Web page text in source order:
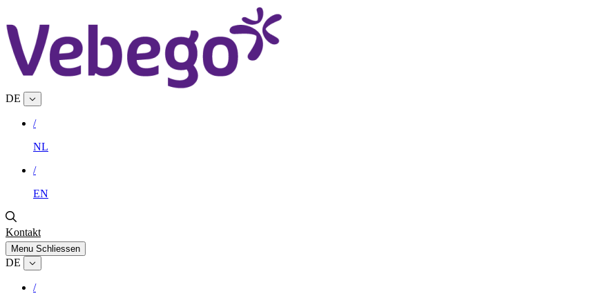
DE
/
NL
/
EN
Kontakt
Menu Schliessen
DE
/